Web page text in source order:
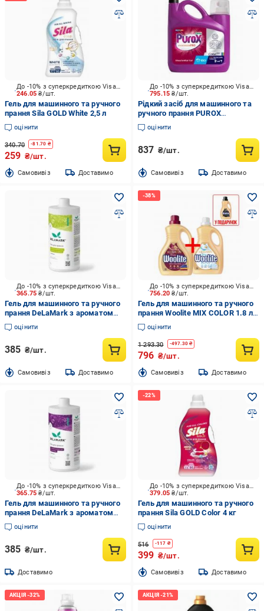
246.05₴/шт.
До -10% з суперкредиткою Visa Вигода
Гель для машинного та ручного
прання Sila GOLD White 2,5 л
оцінити
340.70 -81.70 ₴
259 ₴/шт.
Cамовивіз Доставимо
795.15₴/шт.
До -10% з суперкредиткою Visa Вигода
Рідкий засіб для машинного та
ручного прання PUROX
Hydefender PRO Color 5,4 л
оцінити
837 ₴/шт.
Cамовивіз Доставимо
365.75₴/шт.
До -10% з суперкредиткою Visa Вигода
Гель для машинного та ручного
прання DeLaMark з ароматом
винограду, бергамоту та лимона
1 л
оцінити
385 ₴/шт.
Cамовивіз Доставимо
756.20₴/шт.
До -10% з суперкредиткою Visa Вигода
Гель для машинного та ручного
прання Woolite MIX COLOR 1.8 л +
WITE 1,8 л (подарунок Black 0.9
л) 3 шт.
оцінити
1 293.30 -497.30₴
796 ₴/шт.
Cамовивіз Доставимо
365.75₴/шт.
До -10% з суперкредиткою Visa Вигода
Гель для машинного та ручного
прання DeLaMark з ароматом
шкіри, уда та ветиверу 1 л
оцінити
385 ₴/шт.
Доставимо
379.05₴/шт.
До -10% з суперкредиткою Visa Вигода
Гель для машинного та ручного
прання Sila GOLD Color 4 кг
оцінити
516 -117 ₴
399 ₴/шт.
Cамовивіз Доставимо